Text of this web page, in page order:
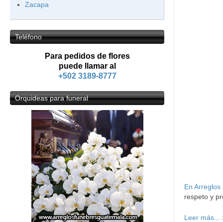
En
respeto y
Leer más...
Zacapa
Teléfono
Para pedidos de flores
puede llamar al
+502 3189-8777
Orquideaspara funeral